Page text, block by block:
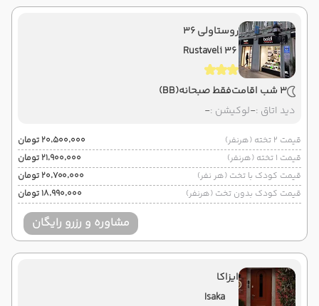
روستاولی 36
Rustaveli 36
3 شب اقامت فقط صبحانه(BB)
دید اتاق :-لوکیشن :-
قیمت 2 تخته (هرنفر)
۲۰٬۵۰۰٬۰۰۰ تومان
قیمت 1 تخته (هرنفر)
۲۱٬۹۰۰٬۰۰۰ تومان
قیمت کودک با تخت (هر نفر)
۲۰٬۷۰۰٬۰۰۰ تومان
قیمت کودک بدون تخت (هرنفر)
۱۸٬۹۹۰٬۰۰۰ تومان
مشاوره و رزرو رایگان
ایزاکا
Isaka